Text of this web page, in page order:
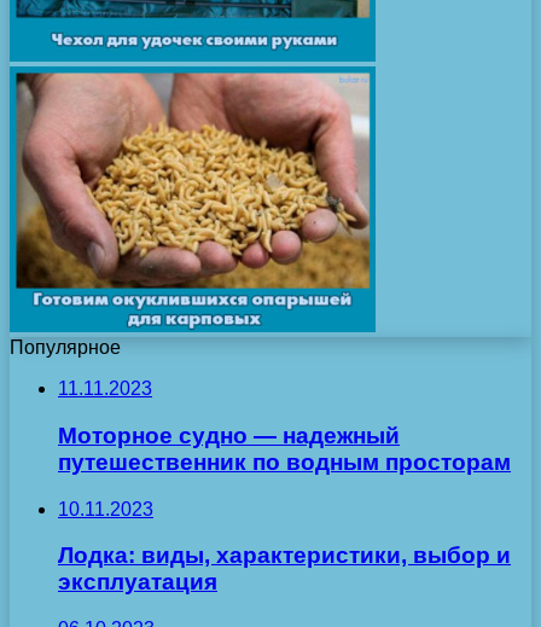
Популярное
11.11.2023
Моторное судно — надежный
путешественник по водным просторам
10.11.2023
Лодка: виды, характеристики, выбор и
эксплуатация